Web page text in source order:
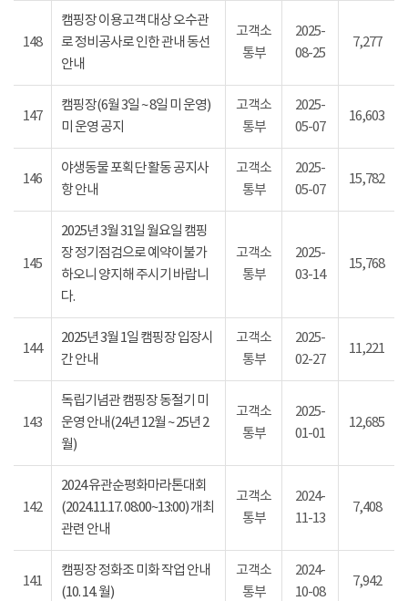
148
캠핑장 이용고객 대상 오수관
로 정비공사로 인한 관내 동선
안내
고객소
통부
2025-
08-25
7,277
147
캠핑장(6월 3일 ~ 8일 미 운영)
미 운영 공지
고객소
통부
2025-
05-07
16,603
146
야생동물 포획단 활동 공지사
항 안내
고객소
통부
2025-
05-07
15,782
145
2025년 3월 31일 월요일 캠핑
장 정기점검으로 예약이불가
하오니 양지해 주시기 바랍니
다.
고객소
통부
2025-
03-14
15,768
144
2025년 3월 1일 캠핑장 입장시
간 안내
고객소
통부
2025-
02-27
11,221
143
독립기념관 캠핑장 동절기 미
운영 안내(24년 12월 ~ 25년 2
월)
고객소
통부
2025-
01-01
12,685
142
2024 유관순평화마라톤대회
(2024.11.17. 08:00~13:00) 개최
관련 안내
고객소
통부
2024-
11-13
7,408
141
캠핑장 정화조 미화 작업 안내
(10. 14. 월)
고객소
통부
2024-
10-08
7,942